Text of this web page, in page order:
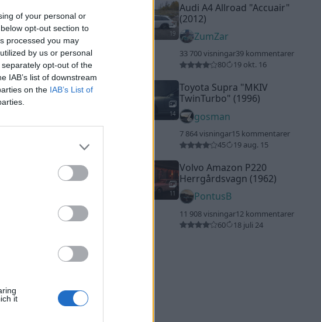
of your personal or
opt-out section to
processed you may
by us or personal
opt-out of the
IAB’s list of downstream
on the IAB’s List of
it
19
Audi A4 Allroad "Accuair"
(2012)
ZumZar
33 700 visningar39 kommentarer
80
19 okt. 16
14
Toyota Supra "MKIV
TwinTurbo" (1996)
gosman
7 864 visningar15 kommentarer
45
19 aug. 15
11
Volvo Amazon P220
Herrgårdsvagn (1962)
PontusB
11 908 visningar12 kommentarer
60
18 juli 24